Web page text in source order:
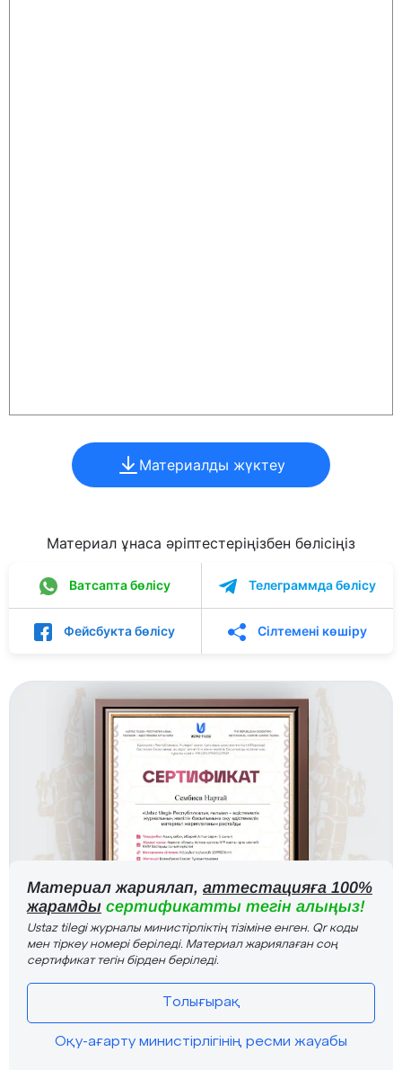
Материалды жүктеу
Материал ұнаса әріптестеріңізбен бөлісіңіз
Ватсапта бөлісу Телеграммда бөлісу
Фейсбукта бөлісу Сілтемені көшіру
Материал жариялап, аттестацияға 100%
жарамды сертификатты тегін алыңыз!
Ustaz tilegi журналы министірліктің тізіміне енген. Qr коды
мен тіркеу номері беріледі. Материал жариялаған соң
сертификат тегін бірден беріледі.
Толығырақ
Оқу-ағарту министірлігінің ресми жауабы